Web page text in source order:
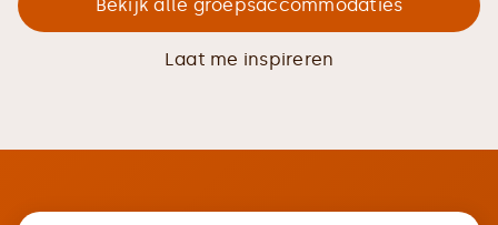
Bekijk alle groepsaccommodaties
Laat me inspireren